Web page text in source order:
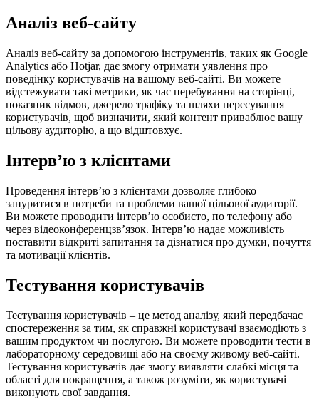
Аналіз веб-сайту
Аналіз веб-сайту за допомогою інструментів, таких як Google
Analytics або Hotjar, дає змогу отримати уявлення про
поведінку користувачів на вашому веб-сайті. Ви можете
відстежувати такі метрики, як час перебування на сторінці,
показник відмов, джерело трафіку та шляхи пересування
користувачів, щоб визначити, який контент приваблює вашу
цільову аудиторію, а що відштовхує.
Інтерв’ю з клієнтами
Проведення інтерв’ю з клієнтами дозволяє глибоко
зануритися в потреби та проблеми вашої цільової аудиторії.
Ви можете проводити інтерв’ю особисто, по телефону або
через відеоконференцзв’язок. Інтерв’ю надає можливість
поставити відкриті запитання та дізнатися про думки, почуття
та мотивації клієнтів.
Тестування користувачів
Тестування користувачів – це метод аналізу, який передбачає
спостереження за тим, як справжні користувачі взаємодіють з
вашим продуктом чи послугою. Ви можете проводити тести в
лабораторному середовищі або на своєму живому веб-сайті.
Тестування користувачів дає змогу виявляти слабкі місця та
області для покращення, а також розуміти, як користувачі
виконують свої завдання.